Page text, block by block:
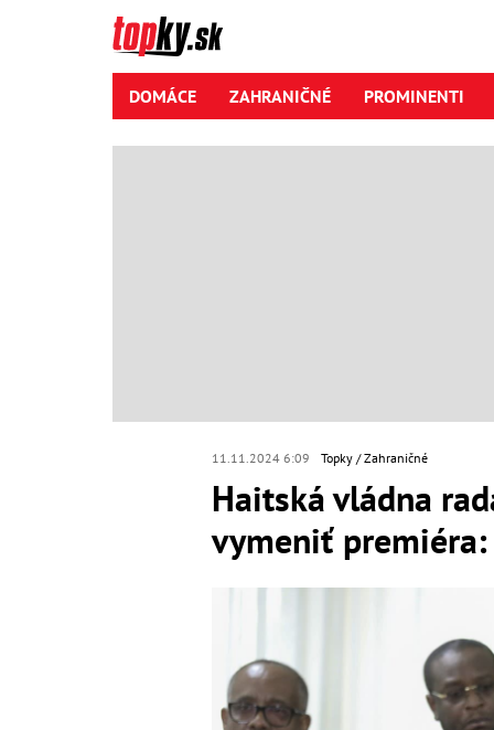
DOMÁCE ZAHRANIČNÉ PROMINENTI
11.11.2024 6:09 Topky Zahraničné
Haitská vládna
vymeniť